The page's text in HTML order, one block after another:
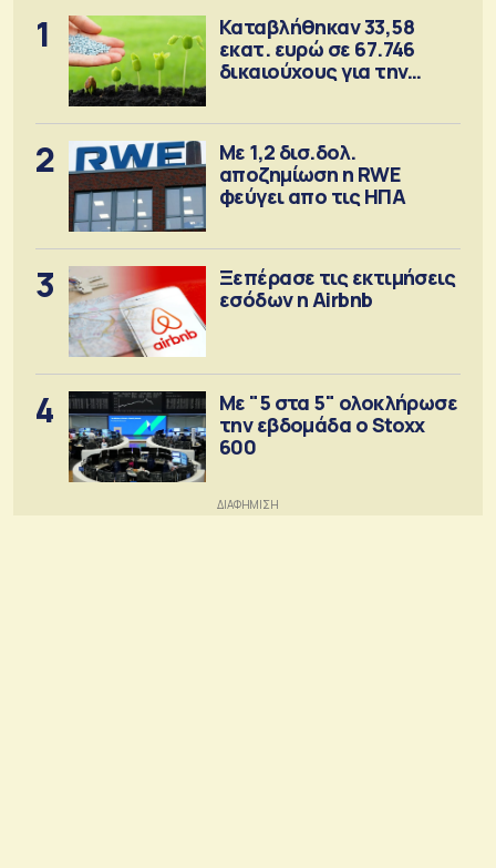
1
Καταβλήθηκαν 33,58
εκατ. ευρώ σε 67.746
δικαιούχους για την
2
Με 1,2 δισ.δολ.
αποζημίωση η RWE
φεύγει απο τις ΗΠΑ
3
Ξεπέρασε τις εκτιμήσεις
εσόδων η Airbnb
4
Με "5 στα 5" ολοκλήρωσε
την εβδομάδα ο Stoxx
600